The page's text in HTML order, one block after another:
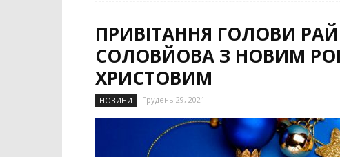
ПРИВІТАННЯ ГОЛОВИ
СОЛОВЙОВА З НОВИМ
ХРИСТОВИМ
НОВИНИ Грудень 29, 2021